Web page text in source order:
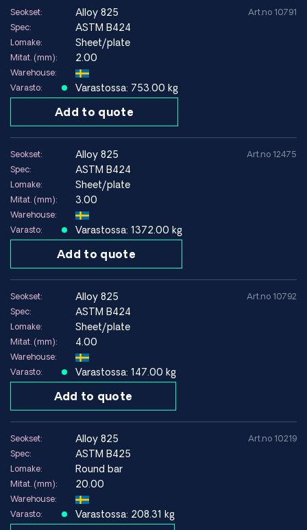
Seokset: alloy 825
Spec: ASTM B424
Lomake: Sheet/plate
Mitat. (mm): 2.00
Warehouse:
Varasto:
Varastossa: 753.00 kg
Add to quote
Art.no 10791
Seokset: alloy 825
Spec: ASTM B424
Lomake: Sheet/plate
Mitat. (mm): 3.00
Warehouse:
Varasto:
Varastossa: 1372.00 kg
Add to quote
Art.no 12475
Seokset: alloy 825
Spec: ASTM B424
Lomake: Sheet/plate
Mitat. (mm): 4.00
Warehouse:
Varasto:
Varastossa: 147.00 kg
Add to quote
Art.no 10792
Seokset: alloy 825
Spec: ASTM B425
Lomake: Round bar
Mitat. (mm): 20.00
Warehouse:
Varasto:
Varastossa: 208.31 kg
Art.no 10219